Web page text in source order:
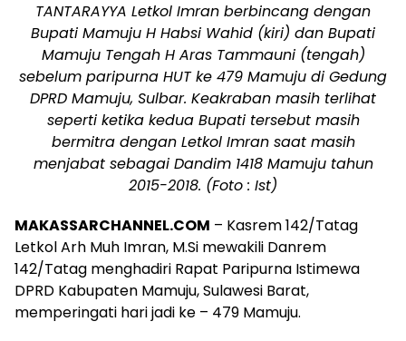
TANTARAYYA Letkol Imran berbincang dengan
Bupati Mamuju H Habsi Wahid (kiri) dan Bupati
Mamuju Tengah H Aras Tammauni (tengah)
sebelum paripurna HUT ke 479 Mamuju di Gedung
DPRD Mamuju, Sulbar. Keakraban masih terlihat
seperti ketika kedua Bupati tersebut masih
bermitra dengan Letkol Imran saat masih
menjabat sebagai Dandim 1418 Mamuju tahun
2015-2018. (Foto : Ist)
MAKASSARCHANNEL.COM – Kasrem 142/Tatag
Letkol Arh Muh Imran, M.Si mewakili Danrem
142/Tatag menghadiri Rapat Paripurna Istimewa
DPRD Kabupaten Mamuju, Sulawesi Barat,
memperingati hari jadi ke – 479 Mamuju.